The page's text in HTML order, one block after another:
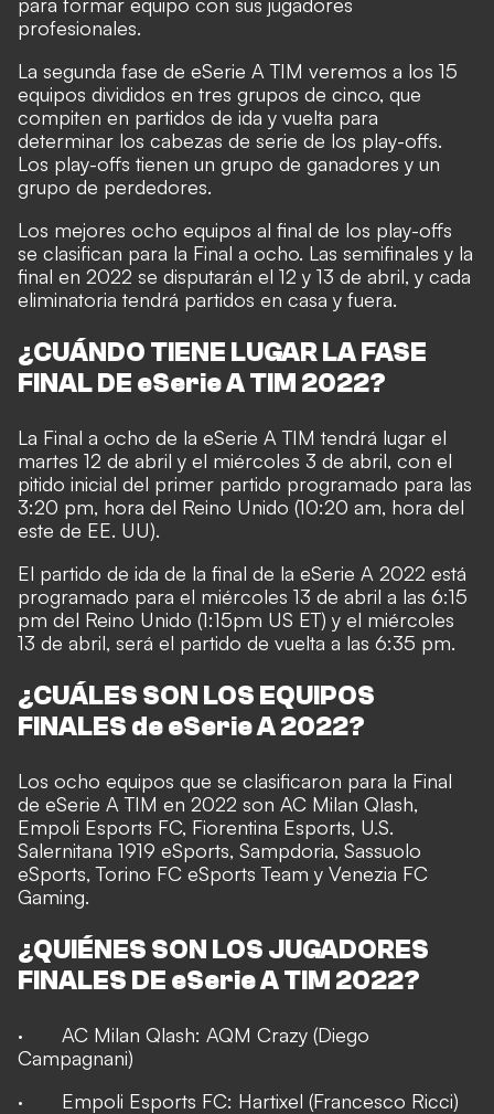
profesionales.
La segunda fase de eSerie A TIM veremos a los 15
equipos divididos en tres grupos de cinco, que
compiten en partidos de ida y vuelta para
determinar los cabezas de serie de los play-offs.
Los play-offs tienen un grupo de ganadores y un
grupo de perdedores.
Los mejores ocho equipos al final de los play-offs
se clasifican para la Final a ocho. Las semifinales y la
final en 2022 se disputarán el 12 y 13 de abril, y cada
eliminatoria tendrá partidos en casa y fuera.
¿CUÁNDO TIENE LUGAR LA FASE
FINAL DE eSerie A TIM 2022?
La Final a ocho de la eSerie A TIM tendrá lugar el
martes 12 de abril y el miércoles 3 de abril, con el
pitido inicial del primer partido programado para las
3:20 pm, hora del Reino Unido (10:20 am, hora del
este de EE. UU).
El partido de ida de la final de la eSerie A 2022 está
programado para el miércoles 13 de abril a las 6:15
pm del Reino Unido (1:15pm US ET) y el miércoles
13 de abril, será el partido de vuelta a las 6:35 pm.
¿CUÁLES SON LOS EQUIPOS
FINALES de eSerie A 2022?
Los ocho equipos que se clasificaron para la Final
de eSerie A TIM en 2022 son AC Milan Qlash,
Empoli Esports FC, Fiorentina Esports, U.S.
Salernitana 1919 eSports, Sampdoria, Sassuolo
eSports, Torino FC eSports Team y Venezia FC
Gaming.
¿QUIÉNES SON LOS JUGADORES
FINALES DE eSerie A TIM 2022?
· AC Milan Qlash: AQM Crazy (Diego
Campagnani)
· Empoli Esports FC: Hartixel (Francesco Ricci)